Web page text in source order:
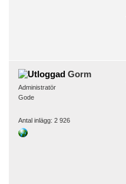
Gorm
Administratör
Gode
Antal inlägg: 2 926